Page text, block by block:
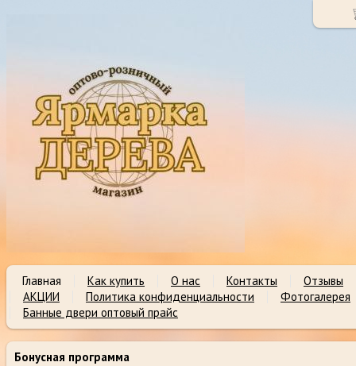
Главная Как купить О нас Контакты
Отзывы
АКЦИИ
Политика конфиденциальности
Фотогалерея
Банные двери оптовый прайс
Бонусная программа